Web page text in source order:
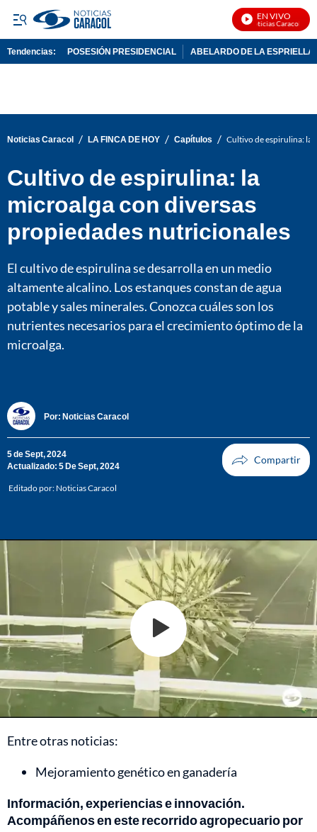
EN VIVO
Noticias Caracol En
Tendencias: POSESIÓN PRESIDENCIAL ABELARDO DE LA ESPRIELLA
Noticias Caracol / LA FINCA DE HOY / Capítulos / Cultivo de espirulina: la
Cultivo de espirulina: la
microalga con diversas
propiedades nutricionales
El cultivo de espirulina se desarrolla en un medio
altamente alcalino. Los estanques constan de agua
potable y sales minerales. Conozca cuáles son los
nutrientes necesarios para el crecimiento óptimo de la
microalga.
Por: Noticias Caracol
5 de Sept, 2024
Actualizado: 5 De Sept, 2024
Editado por: Noticias Caracol
Entre otras noticias:
Mejoramiento genético en ganadería
Información, experiencias e innovación.
Acompáñenos en este recorrido agropecuario por